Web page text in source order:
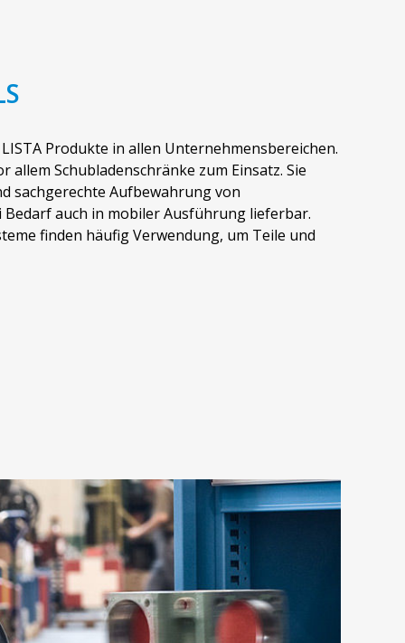
Produkte in allen Unternehmensbereichen.
allem Schubladenschränke zum Einsatz. Sie
sachgerechte Aufbewahrung von
auch in mobiler Ausführung lieferbar.
finden häufig Verwendung, um Teile und